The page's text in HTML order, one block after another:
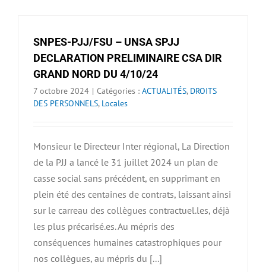
SNPES-PJJ/FSU – UNSA SPJJ
DECLARATION PRELIMINAIRE CSA DIR
GRAND NORD DU 4/10/24
7 octobre 2024 | Catégories : ACTUALITÉS, DROITS
DES PERSONNELS, Locales
Monsieur le Directeur Inter régional, La Direction
de la PJJ a lancé le 31 juillet 2024 un plan de
casse social sans précédent, en supprimant en
plein été des centaines de contrats, laissant ainsi
sur le carreau des collègues contractuel.les, déjà
les plus précarisé.es. Au mépris des
conséquences humaines catastrophiques pour
nos collègues, au mépris du [...]